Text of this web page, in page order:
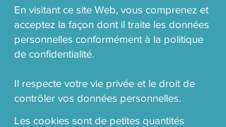
En visitant ce site Web, vous comprenez et
acceptez la façon dont il traite les données
personnelles conformément à la politique
de confidentialité.
Il respecte votre vie privée et le droit de
contrôler vos données personnelles.
Les cookies sont de petites quantités